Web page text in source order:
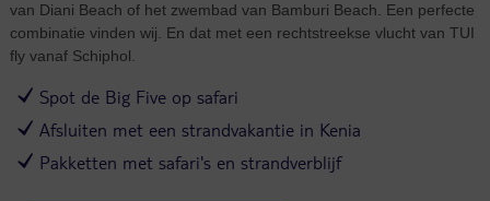
van Diani Beach of het zwembad van Bamburi Beach. Een perfecte
combinatie vinden wij. En dat met een rechtstreekse vlucht van TUI
fly vanaf Schiphol.
Spot de Big Five op safari
Afsluiten met een strandvakantie in Kenia
Pakketten met safari's en strandverblijf